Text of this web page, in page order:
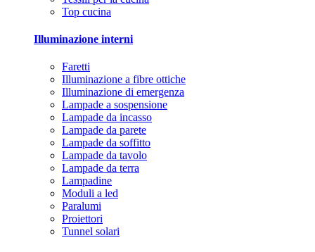
Top cucina
Illuminazione interni
Faretti
Illuminazione a fibre ottiche
Illuminazione di emergenza
Lampade a sospensione
Lampade da incasso
Lampade da parete
Lampade da soffitto
Lampade da tavolo
Lampade da terra
Lampadine
Moduli a led
Paralumi
Proiettori
Tunnel solari